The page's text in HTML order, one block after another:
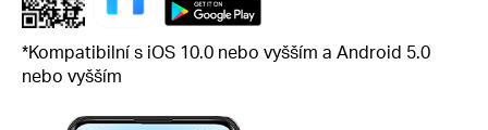
*Kompatibilní s iOS 10.0 nebo vyšším a Android 5.0
nebo vyšším